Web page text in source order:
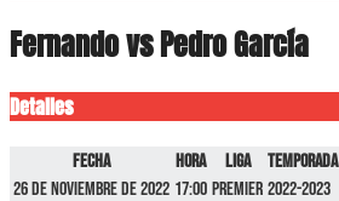
Fernando vs Pedro García
Detalles
Fecha Hora Liga
Temporada
26 de noviembre de 2022 17:00 Premier 2022-2023